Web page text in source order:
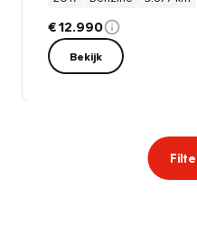
€ 12.990
Bekijk